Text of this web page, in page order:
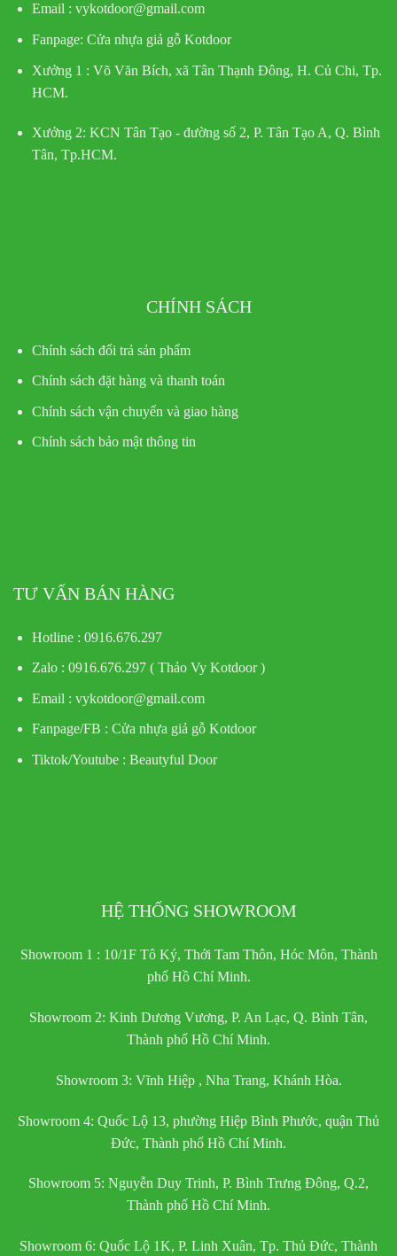
Email : vykotdoor@gmail.com
Fanpage: Cửa nhựa giả gỗ Kotdoor
Xưởng 1 : Võ Văn Bích, xã Tân Thạnh Đông, H. Củ Chi, Tp.
HCM.
Xưởng 2: KCN Tân Tạo - đường số 2, P. Tân Tạo A, Q. Bình
Tân, Tp.HCM.
CHÍNH SÁCH
Chính sách đổi trả sản phẩm
Chính sách đặt hàng và thanh toán
Chính sách vận chuyển và giao hàng
Chính sách bảo mật thông tin
TƯ VẤN BÁN HÀNG
Hotline : 0916.676.297
Zalo : 0916.676.297 ( Thảo Vy Kotdoor )
Email : vykotdoor@gmail.com
Fanpage/FB : Cửa nhựa giả gỗ Kotdoor
Tiktok/Youtube : Beautyful Door
HỆ THỐNG SHOWROOM
Showroom 1 : 10/1F Tô Ký, Thới Tam Thôn, Hóc Môn, Thành
phố Hồ Chí Minh.
Showroom 2: Kinh Dương Vương, P. An Lạc, Q. Bình Tân,
Thành phố Hồ Chí Minh.
Showroom 3: Vĩnh Hiệp , Nha Trang, Khánh Hòa.
Showroom 4: Quốc Lộ 13, phường Hiệp Bình Phước, quận Thủ
Đức, Thành phố Hồ Chí Minh.
Showroom 5: Nguyễn Duy Trinh, P. Bình Trưng Đông, Q.2,
Thành phố Hồ Chí Minh.
Showroom 6: Quốc Lộ 1K, P. Linh Xuân, Tp. Thủ Đức, Thành